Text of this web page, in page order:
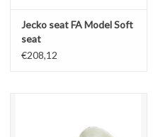
Jecko seat FA Model Soft
seat
€208,12